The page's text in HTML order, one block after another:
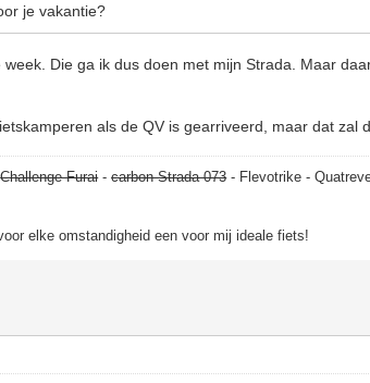
je vakantie?
Die ga ik dus doen met mijn Strada. Maar
als de QV is gearriveerd, maar dat zal
Challenge Furai-carbon Strada 073- Flevotrike -
elke omstandigheid een voor mij ideale fiets!